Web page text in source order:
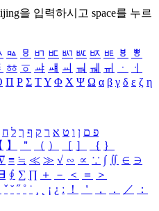
을 입력하시고 space를 누르
ㅰ ㅱ ㅲ ㅳ ㅴ ㅵ ㅶ ㅷ ㅸ
ㅹ
ㆅ ㆆ ㆇ ㆈ ㆉ ㆊ ㆋ ㆌ ㆍ
ㆎ
Π Ρ Σ ΤΥ Φ Χ Ψ Ω α β γ δ ε ζ η
פ ם ן ו ט א ר ק ף ך ל ח
】 ＂ （ ） ［ ］ ｛ ｝
≡ ≒ ≪ ≫ √ ∽ ∝ ∵ ∫ ∬ ∈ ∋
∮ ∑ ∏ ＋ － ＜ ＝
＞
ˇ ˘ ˝ ˚ ˙ ¸ ¡ ¿ ː ！ ＇ ， ． ／
：